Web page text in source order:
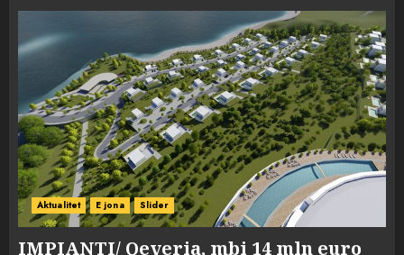
Aktualitet E jona Slider
IMPIANTI/ Qeveria, mbi 14 mln euro